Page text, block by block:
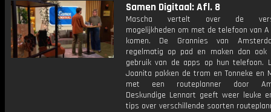
Samen Digitaal: Afl. 8
Mascha vertelt over de
mogelijkheden om met de telefoon van
komen. De Grannies van
regelmatig op pad en maken dan ook
gebruik van de apps op hun telefoon.
Joanita pakken de tram en Tonneke en
met een routeplanner door
Deskundige Lennart geeft weer leuke
tips over verschillende soorten